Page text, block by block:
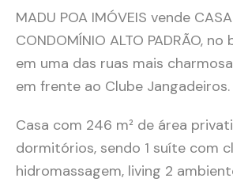
MADU POA IMÓVEIS vende
CONDOMÍNIO ALTO PADRÃO, no
em uma das ruas mais
em frente ao Clube Jangadeiros.
Casa com 246 m² de área
dormitórios, sendo 1 suíte com
hidromassagem, living 2